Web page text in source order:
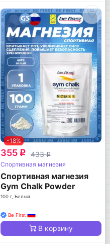
-18%
355 q 433q
Спортивная магнезия
Спортивная магнезия
Gym Chalk Powder
100 г, Белый
Be First
В корзину